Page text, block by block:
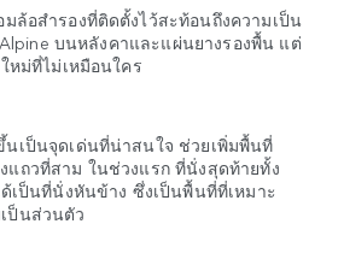
ล้อสำรองที่ติดตั้งไว้สะท้อนถึงความเป็น
บนหลังคาและแผ่นยางรองพื้น แต่
หม่ที่ไม่เหมือนใคร
เป็นจุดเด่นที่น่าสนใจ ช่วยเพิ่มพื้นที่
แถวที่สาม ในช่วงแรก ที่นั่งสุดท้ายทั้ง
เป็นที่นั่งหันข้าง ซึ่งเป็นพื้นที่ที่เหมาะ
ป็นส่วนตัว